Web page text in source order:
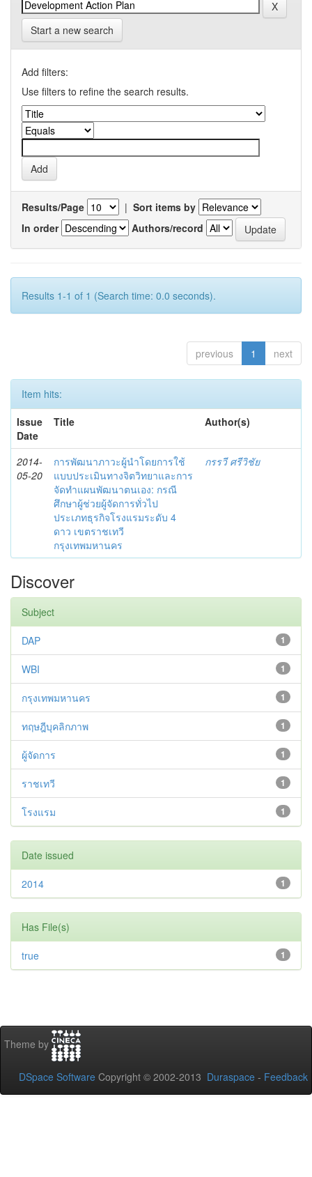
Start a new search
Add filters:
Use filters to refine the search results.
Results/Page | Sort items by
In order
Authors/record
Results 1-1 of 1 (Search time: 0.0 seconds).
previous 1 next
Item hits:
Issue
Date
Title Author(s)
2014-
05-20
การพัฒนาภาวะผู้นำโดยการใช้
แบบประเมินทางจิตวิทยาและการ
จัดทำแผนพัฒนาตนเอง: กรณี
ศึกษาผู้ช่วยผู้จัดการทั่วไป
ประเภทธุรกิจโรงแรมระดับ 4
ดาว เขตราชเทวี
กรุงเทพมหานคร
กรรวี ศรีวิชัย
Discover
Subject
1
DAP
1
WBI
1
กรุงเทพมหานคร
1
ทฤษฎีบุคลิกภาพ
1
ผู้จัดการ
1
ราชเทวี
1
โรงแรม
Date issued
1
2014
Has File(s)
1
true
Theme by
DSpace Software Copyright © 2002-2013 Duraspace - Feedback